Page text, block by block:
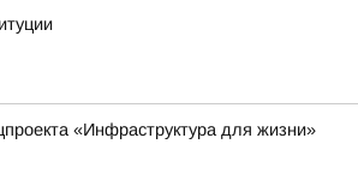
«Инфраструктура для жизни»